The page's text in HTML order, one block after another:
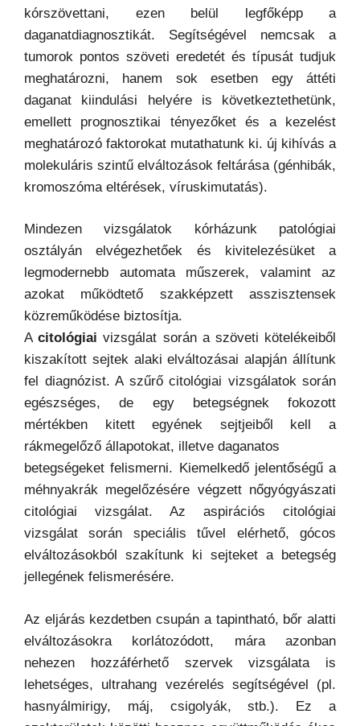
kórszövettani, ezen belül legfőképp a
daganatdiagnosztikát. Segítségével nemcsak a
tumorok pontos szöveti eredetét és típusát tudjuk
meghatározni, hanem sok esetben egy áttéti
daganat kiindulási helyére is következtethetünk,
emellett prognosztikai tényezőket és a kezelést
meghatározó faktorokat mutathatunk ki. új kihívás a
molekuláris szintű elváltozások feltárása (génhibák,
kromoszóma eltérések, víruskimutatás).
Mindezen vizsgálatok kórházunk patológiai
osztályán elvégezhetőek és kivitelezésüket a
legmodernebb automata műszerek, valamint az
azokat működtető szakképzett asszisztensek
közreműködése biztosítja.
Acitológiaivizsgálat során a szöveti kötelékeiből
kiszakított sejtek alaki elváltozásai alapján állítunk
fel diagnózist. A szűrő citológiai vizsgálatok során
egészséges, de egy betegségnek fokozott
mértékben kitett egyének sejtjeiből kell a
rákmegelőző állapotokat, illetve daganatos
betegségeket felismerni. Kiemelkedő jelentőségű a
méhnyakrák megelőzésére végzett nőgyógyászati
citológiai vizsgálat. Az aspirációs citológiai
vizsgálat során speciális tűvel elérhető, gócos
elváltozásokból szakítunk ki sejteket a betegség
jellegének felismerésére.
Az eljárás kezdetben csupán a tapintható, bőr alatti
elváltozásokra korlátozódott, mára azonban
nehezen hozzáférhető szervek vizsgálata is
lehetséges, ultrahang vezérelés segítségével (pl.
hasnyálmirigy, máj, csigolyák, stb.). Ez a